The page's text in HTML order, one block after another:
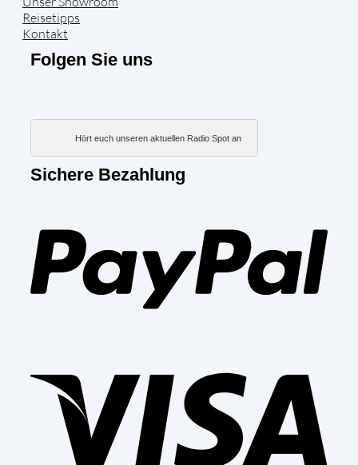
Reisetipps
Kontakt
Folgen Sie uns
Hört euch unseren aktuellen Radio Spot an
Sichere Bezahlung